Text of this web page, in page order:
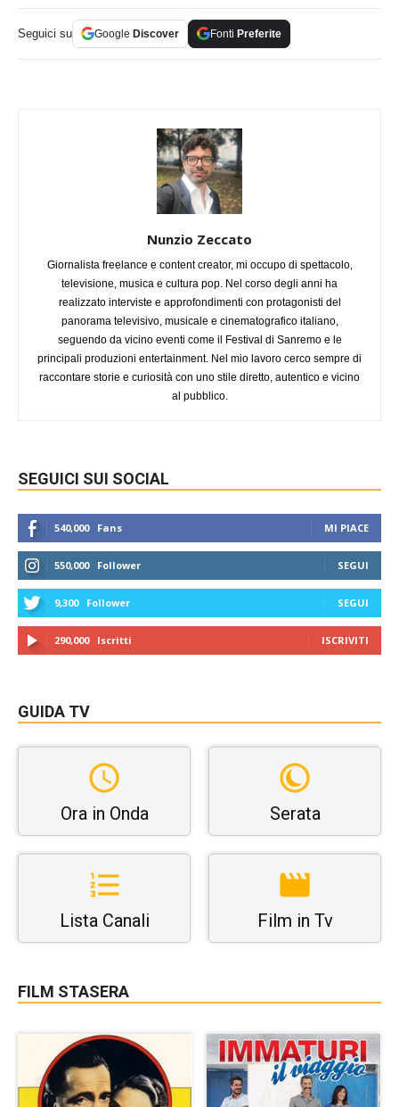
Seguici su Google Discover Fonti Preferite
Nunzio Zeccato
Giornalista freelance e content creator, mi occupo di spettacolo,
televisione, musica e cultura pop. Nel corso degli anni ha
realizzato interviste e approfondimenti con protagonisti del
panorama televisivo, musicale e cinematografico italiano,
seguendo da vicino eventi come il Festival di Sanremo e le
principali produzioni entertainment. Nel mio lavoro cerco sempre di
raccontare storie e curiosità con uno stile diretto, autentico e vicino
al pubblico.
SEGUICI SUI SOCIAL
540,000 Fans MI PIACE
550,000 Follower SEGUI
9,300 Follower SEGUI
290,000 Iscritti ISCRIVITI
GUIDA TV
Ora in Onda Serata
Lista Canali Film in Tv
FILM STASERA